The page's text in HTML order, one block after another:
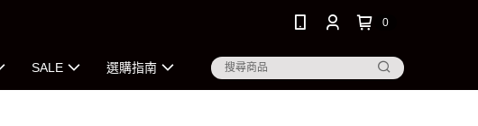
0
SALE 選購指南